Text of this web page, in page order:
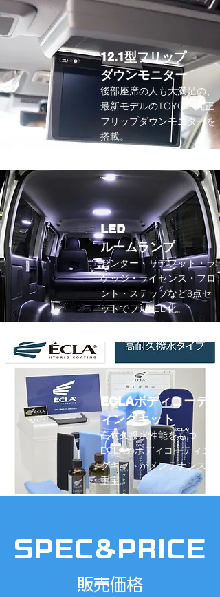
12.1型フリップ
​ダウンモニター
​後部座席の人も大満足の、
最新モデルのTOYOTA純正
フリップダウンモニターを
搭載。
LED
​ルームランプ
センター・リアフット・ラ
ゲッジ・ライセンス・フロ
ント・ステップなど8点セ
ットでフルLED化。
ECLAボディコーテ
ィングキット
高耐久撥水性能をもつ
ECLAのボディコーティン
グキットがメンテナンスに
重宝。
SPEC&PRICE
​販売価格